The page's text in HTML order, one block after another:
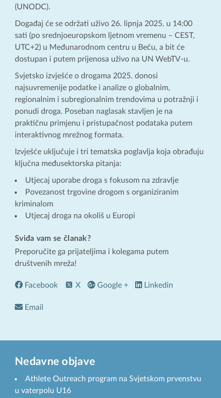
(UNODC).
Događaj će se održati uživo 26. lipnja 2025. u 14:00
sati (po srednjoeuropskom ljetnom vremenu – CEST,
UTC+2) u Međunarodnom centru u Beču, a bit će
dostupan i putem prijenosa uživo na UN WebTV-u.
Svjetsko izvješće o drogama 2025. donosi
najsuvremenije podatke i analize o globalnim,
regionalnim i subregionalnim trendovima u potražnji i
ponudi droga. Poseban naglasak stavljen je na
praktičnu primjenu i pristupačnost podataka putem
interaktivnog mrežnog formata.
Izvješće uključuje i tri tematska poglavlja koja obrađuju
ključna međusektorska pitanja:
Utjecaj uporabe droga s fokusom na zdravlje
Povezanost trgovine drogom s organiziranim
kriminalom
Utjecaj droga na okoliš u Europi
Sviđa vam se članak?
Preporučite ga prijateljima i kolegama putem
društvenih mreža!
Facebook X Google + Linkedin
Email
Nedavne objave
Athlete Outreach program na Svjetskom prvenstvu
u vaterpolu U16